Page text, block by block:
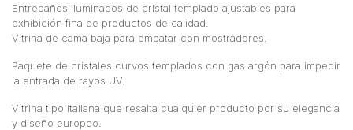
Entrepaños iluminados de cristal templado ajustables para
exhibición fina de productos de calidad.
Vitrina de cama baja para empatar con mostradores.
Paquete de cristales curvos templados con gas argón para impedir
la entrada de rayos UV.
Vitrina tipo italiana que resalta cualquier producto por su elegancia
y diseño europeo.